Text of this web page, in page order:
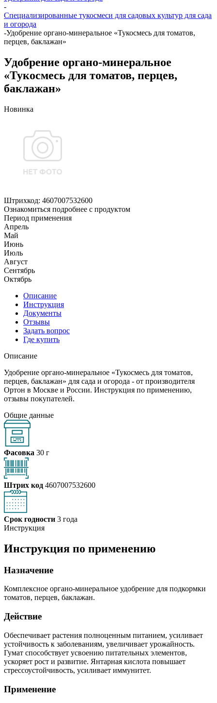
-
Специализированные тукосмеси для садовых культур для сада
и огорода
-Удобрение органо-минеральное «Тукосмесь для томатов,
перцев, баклажан»
Удобрение органо-минеральное
«Тукосмесь для томатов, перцев,
баклажан»
Новинка
Штрихкод: 4607007532600
Ознакомиться подробнее с продуктом
Период применения
Апрель
Май
Июнь
Июль
Август
Сентябрь
Октябрь
Описание
Инструкция
Документы
Отзывы
Задать вопрос
Где купить
Описание
Удобрение органо-минеральное «Тукосмесь для томатов,
перцев, баклажан» для сада и огорода - от производителя
Ортон в Москве и России. Инструкция по применению,
отзывы покупателей.
Общие данные
Фасовка 30 г
Штрих код 4607007532600
Срок годности 3 года
Инструкция
Инструкция по применению
Назначение
Комплексное органо-минеральное удобрение для подкормки
томатов, перцев, баклажан.
Действие
Обеспечивает растения полноценным питанием, усиливает
устойчивость к заболеваниям, увеличивает урожайность.
Гумат способствует усвоению питательных элементов,
ускоряет рост и развитие. Янтарная кислота повышает
стрессоустойчивость, усиливает иммунитет.
Применение